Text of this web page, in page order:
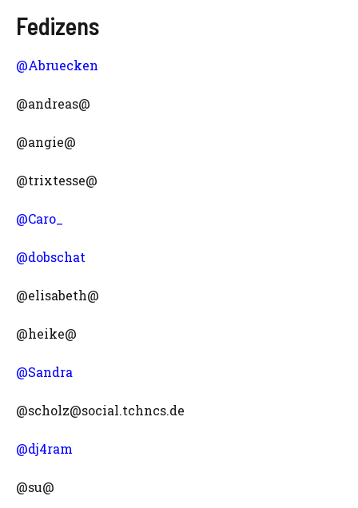
Fedizens
@Abruecken
@andreas@
@angie@
@trixtesse@
@Caro_
@dobschat
@elisabeth@
@heike@
@Sandra
@scholz@social.tchncs.de
@dj4ram
@su@